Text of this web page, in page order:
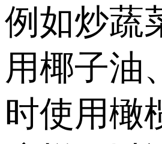
例如炒蔬
用椰子油
时使用橄